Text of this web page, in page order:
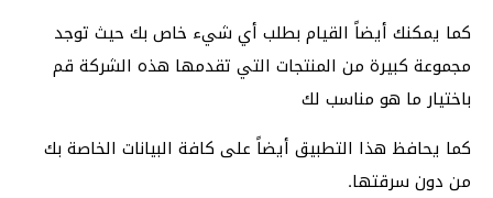
كما يمكنك أيضاً القيام بطلب أي شيء خاص بك حيث توجد
مجموعة كبيرة من المنتجات التي تقدمها هذه الشركة قم
باختيار ما هو مناسب لك
كما يحافظ هذا التطبيق أيضاً على كافة البيانات الخاصة بك
من دون سرقتها.